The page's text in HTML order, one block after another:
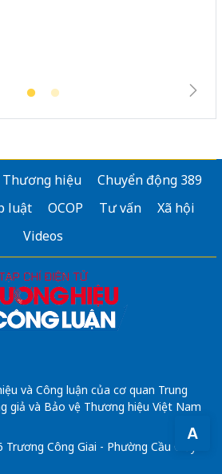
A
Thương hiệu
Chuyển động 389
luật
OCOP Tư vấn
Xã hội
Videos
và Công luận của cơ quan Trung
giả và Bảo vệ Thương hiệu Việt Nam
Công Giai - Phường Cầu Giấy -